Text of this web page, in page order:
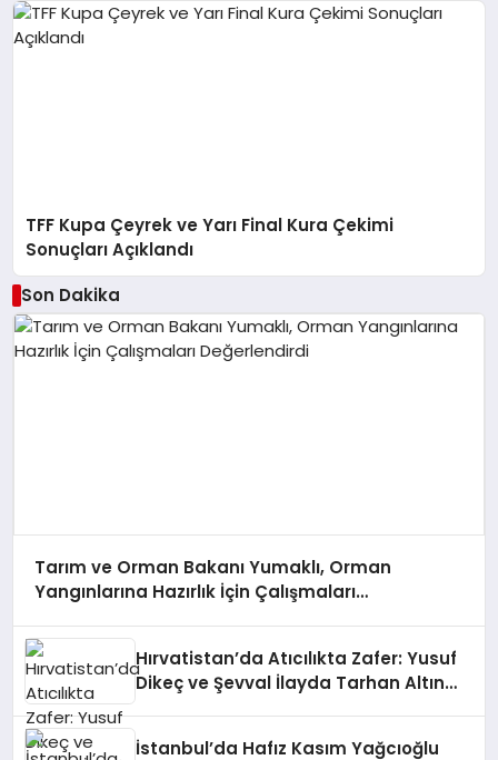
TFF Kupa Çeyrek ve Yarı Final Kura Çekimi
Sonuçları Açıklandı
Son Dakika
Tarım ve Orman Bakanı Yumaklı, Orman
Yangınlarına Hazırlık İçin Çalışmaları
Hırvatistan’da Atıcılıkta Zafer: Yusuf
Dikeç ve Şevval İlayda Tarhan Altın
İstanbul’da Hafız Kasım Yağcıoğlu